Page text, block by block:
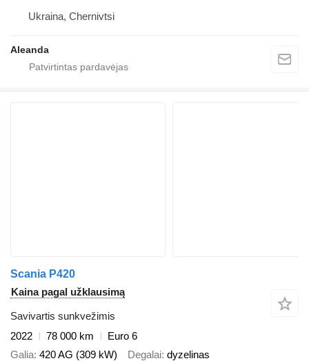
Ukraina, Chernivtsi
Aleanda
Scania P420
Kaina pagal užklausimą
Savivartis sunkvežimis
2022
78 000 km
Euro 6
Galia 420 AG (309 kW) Degalai dyzelinas